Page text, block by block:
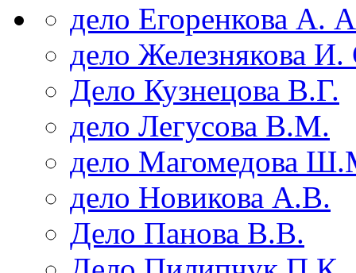
дело Егоренкова А.
дело Железнякова И.
Дело Кузнецова В.Г.
дело Легусова В.М.
дело Магомедова
дело Новикова А.В.
Дело Панова В.В.